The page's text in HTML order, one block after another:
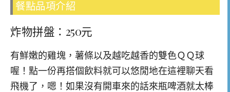
餐點品項介紹
炸物拼盤：250元
有鮮嫩的雞塊，薯條以及越吃越香的雙色ＱＱ球
喔！點一份再搭個飲料就可以悠閒地在這裡聊天看
飛機了，嗯！如果沒有開車來的話來瓶啤酒就太棒